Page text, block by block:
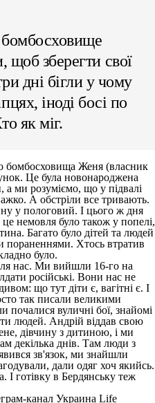
щоб зберегти свої
дні бігли у чому
іноді босі по
як міг.
бомбосховища Женя (власник
Це була новонароджена
ми розуміємо, що у підвалі
А обстріли все тривають.
у пологовий. І цього ж дня
немовля було також у попелі,
Багато було дітей та людей
пораненнями. Хтось втратив
було.
нас. Ми вийшли 16-го на
російські. Вони нас не
що тут діти є, вагітні є. І
так писали великими
почалися вуличні бої, знайомі
людей. Андрій віддав свою
дівчину з дитиною, і ми
декілька днів. Там люди з
зв'язок, ми знайшли
дали одяг хоч якийсь.
І готівку в Бердянську теж